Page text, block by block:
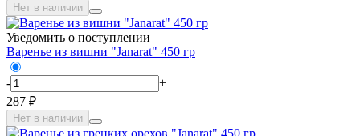
Нет в наличии
Уведомить о поступлении
Варенье из вишни "Janarat" 450 гр
-
+
287 ₽
Нет в наличии